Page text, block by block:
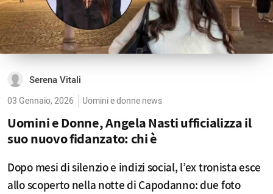
Serena Vitali
03 Gennaio, 2026 Uomini e donne news
Uomini e Donne, Angela Nasti ufficializza il
suo nuovo fidanzato: chi è
Dopo mesi di silenzio e indizi social, l’ex tronista esce
allo scoperto nella notte di Capodanno: due foto